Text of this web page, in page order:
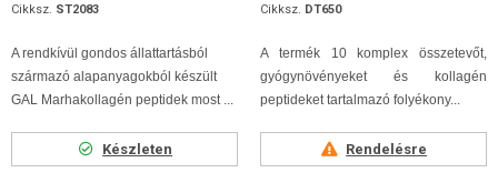
Cikksz. ST2083
A rendkívül gondos állattartásból
származó alapanyagokból készült
GAL Marhakollagén peptidek most ...
Készleten
Cikksz. DT650
A termék 10 komplex összetevőt,
gyógynövényeket és kollagén
peptideket tartalmazó folyékony...
Rendelésre